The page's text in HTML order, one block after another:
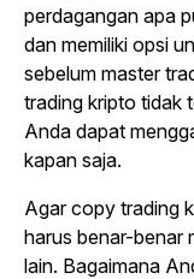
perdagangan apa
dan memiliki opsi
sebelum master
trading kripto tidak
Anda dapat
kapan saja.
Agarcopy trading
harus benar-benar
lain. Bagaimana